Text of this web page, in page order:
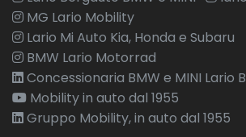
MG Lario Mobility
Lario Mi Auto Kia, Honda e Subaru
BMW Lario Motorrad
Concessionaria BMW e MINI Lario
Mobility in auto dal 1955
Gruppo Mobility, in auto dal 1955